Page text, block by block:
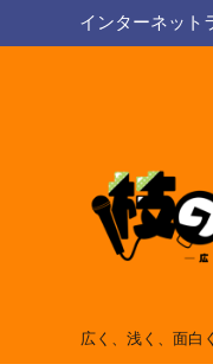
インターネット
広く、浅く、面白